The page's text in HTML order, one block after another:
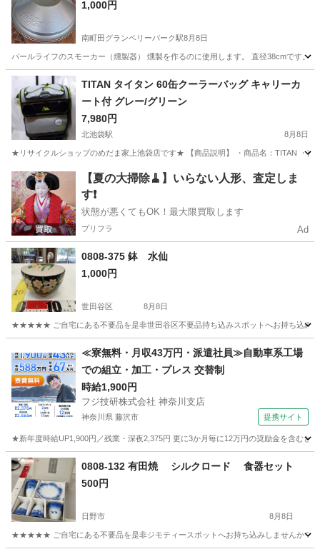
1,000円
南町田グランベリーパーク駅8月8日
パールライフのスモーカー（燻製器） 燻製を作るのに使用します。 直径38cmです。
東京 町田市 南町田グランベリーパーク駅 調理器具
TITAN タイタン 60缶クーラーバッグ キャリーカ
ート付 グレー/グリーン
7,980円
北池袋駅 8月8日
★リサイクルショップのめだま家上池袋店です★ 【商品説明】 ・商品名：TITAN ・商
東京 豊島区 北池袋駅 その他 TITAN
【夏の大掃除🧹】いらない人形、査定しま
す❗️
状態が悪くてもOK！最大限買取します
プリフラ Ad
0808-375 鉢 水仙
1,000円
世田谷区 8月8日
★★★★★ ご自宅にある不要品を是非世田谷区不要品持ち込みスポットへお持ち込みし
食器 水仙
≪寮無料・月収43万円・派遣社員≫自動車系工場
での組立・加工・プレス 交替制
時給1,900円
フジ技研株式会社 神奈川支店
神奈川県 藤沢市 提携サイト
★新年度時給UP1,900円／残業・深夜2,375円 更に3か月毎に12万円の奨励金を含む
神奈川 藤沢市 0808-132 有田焼 シルクロード 食器セット
500円
日野市 8月8日
★★★★★ ご自宅にある不要品を是非ジモティースポットへお持ち込みしませんか？